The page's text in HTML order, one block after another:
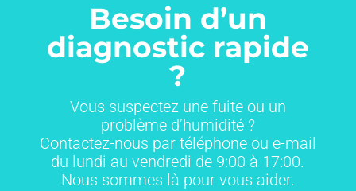
Besoin d’un
diagnostic rapide
?
Vous suspectez une fuite ou un
problème d’humidité ?
Contactez-nous par téléphone ou e-mail
du lundi au vendredi de 9:00 à 17:00.
Nous sommes là pour vous aider.